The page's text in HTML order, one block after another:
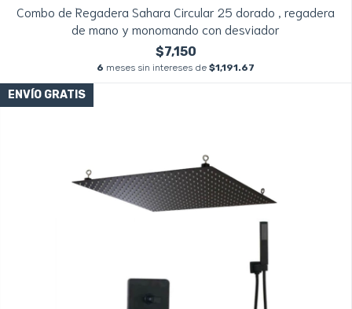
Combo de Regadera Sahara Circular 25 dorado , regadera
de mano y monomando con desviador
$7,150
6 meses sin intereses de $1,191.67
ENVÍO GRATIS